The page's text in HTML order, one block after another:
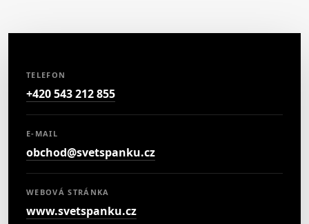
TELEFON
+420 543 212 855
E-MAIL
obchod@svetspanku.cz
WEBOVÁ STRÁNKA
www.svetspanku.cz